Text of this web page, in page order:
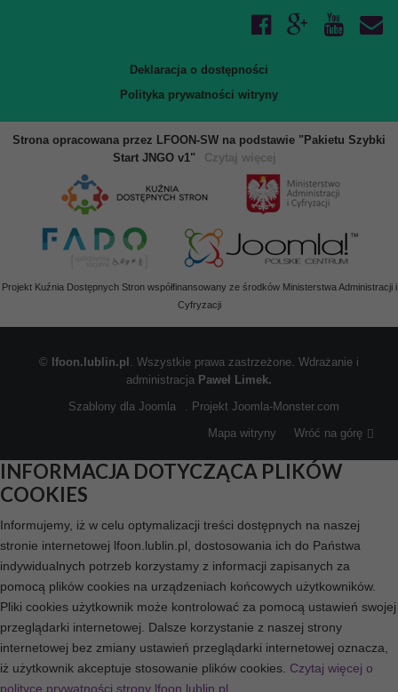
Deklaracja o dostępności
Polityka prywatności witryny
Strona opracowana przez LFOON-SW na podstawie "Pakietu Szybki
Start JNGO v1"
Czytaj więcej
Projekt Kuźnia Dostępnych Stron współfinansowany ze środków Ministerstwa Administracji i
Cyfryzacji
© lfoon.lublin.pl . Wszystkie prawa zastrzeżone. Wdrażanie i
administracja Paweł Limek.
Szablony dla Joomla
. Projekt Joomla-Monster.com
Mapa witryny
Wróć na górę
INFORMACJA DOTYCZĄCA PLIKÓW
COOKIES
Informujemy, iż w celu optymalizacji treści dostępnych na naszej
stronie internetowej lfoon.lublin.pl, dostosowania ich do Państwa
indywidualnych potrzeb korzystamy z informacji zapisanych za
pomocą plików cookies na urządzeniach końcowych użytkowników.
Pliki cookies użytkownik może kontrolować za pomocą ustawień swojej
przeglądarki internetowej. Dalsze korzystanie z naszej strony
internetowej bez zmiany ustawień przeglądarki internetowej oznacza,
iż użytkownik akceptuje stosowanie plików cookies. Czytaj więcej o
polityce prywatności strony lfoon.lublin.pl